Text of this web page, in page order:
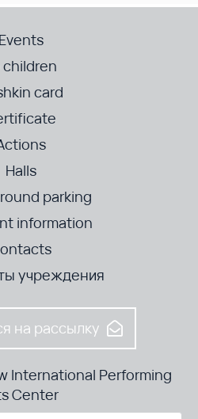
Events
children
card
Halls
parking
information
учреждения
на рассылку
International Performing
Center